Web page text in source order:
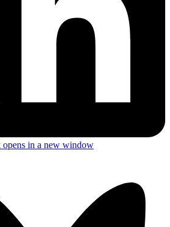
in a new window